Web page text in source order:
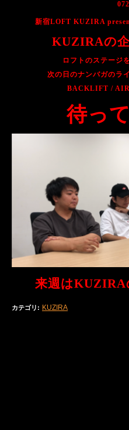
新宿LOFT KUZIRA
KUZIRAの
ロフトのステージ
次の日のナンバガのラ
BACKLIFT /
待っ
来週はKUZIRA
カテゴリ : KUZIRA